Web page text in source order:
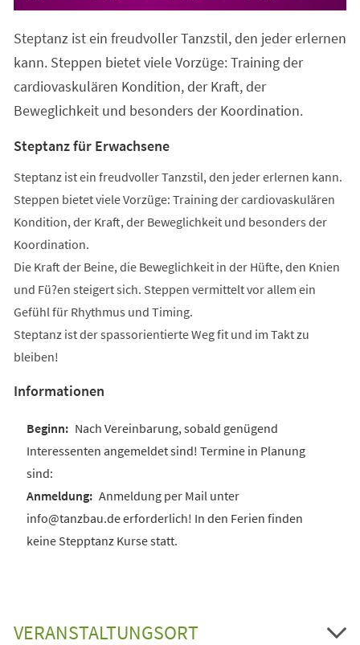
Steptanz ist ein freudvoller Tanzstil, den jeder erlernen
kann. Steppen bietet viele Vorzüge: Training der
cardiovaskulären Kondition, der Kraft, der
Beweglichkeit und besonders der Koordination.
Steptanz für Erwachsene
Steptanz ist ein freudvoller Tanzstil, den jeder erlernen kann.
Steppen bietet viele Vorzüge: Training der cardiovaskulären
Kondition, der Kraft, der Beweglichkeit und besonders der
Koordination.
Die Kraft der Beine, die Beweglichkeit in der Hüfte, den Knien
und Fü?en steigert sich. Steppen vermittelt vor allem ein
Gefühl für Rhythmus und Timing.
Steptanz ist der spassorientierte Weg fit und im Takt zu
bleiben!
Informationen
Nach Vereinbarung, sobald genügend
Interessenten angemeldet sind! Termine in Planung
sind:
Anmeldung per Mail unter
info@tanzbau.de erforderlich! In den Ferien finden
keine Stepptanz Kurse statt.
VERANSTALTUNGSORT